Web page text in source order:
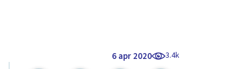
6 apr 2020 3.4k